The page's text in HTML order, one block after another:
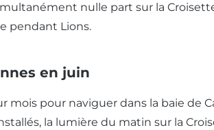
nulle part sur la
pendant Lions.
en juin
mois pour naviguer dans la baie de
la lumière du matin sur la